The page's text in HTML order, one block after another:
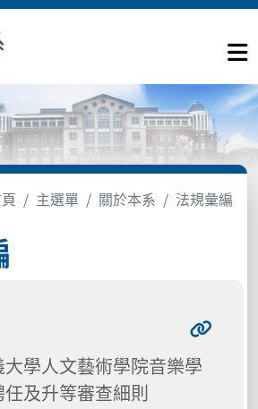
主選單 關於本系 法規彙編
學人文藝術學院音樂學
及升等審查細則